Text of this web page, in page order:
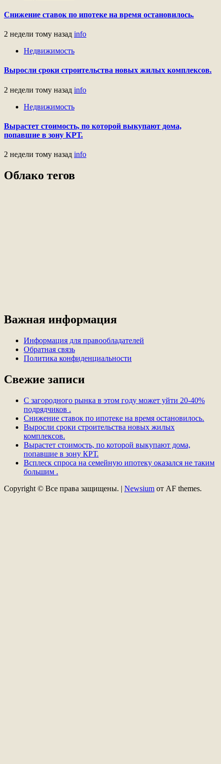
Снижение ставок по ипотеке на время остановилось.
2 недели тому назад info
Недвижимость
Выросли сроки строительства новых жилых комплексов.
2 недели тому назад info
Недвижимость
Вырастет стоимость, по которой выкупают дома,
попавшие в зону КРТ.
2 недели тому назад info
Облако тегов
Важная информация
Информация для правообладателей
Обратная связь
Политика конфиденциальности
Свежие записи
С загородного рынка в этом году может уйти 20-40%
подрядчиков .
Снижение ставок по ипотеке на время остановилось.
Выросли сроки строительства новых жилых
комплексов.
Вырастет стоимость, по которой выкупают дома,
попавшие в зону КРТ.
Всплеск спроса на семейную ипотеку оказался не таким
большим .
Copyright © Все права защищены. | Newsium от AF themes.